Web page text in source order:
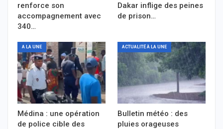
renforce son
accompagnement avec
340…
Dakar inflige des peines
de prison…
A LA UNE
Médina : une opération
de police cible des
ACTUALITÉ À LA UNE
Bulletin météo : des
pluies orageuses